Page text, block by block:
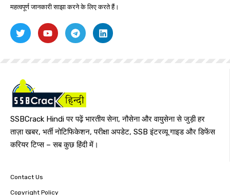
महत्वपूर्ण जानकारी साझा करने के लिए करते हैं।
SSBCrack Hindi पर पढ़ें भारतीय सेना, नौसेना और वायुसेना से जुड़ी हर
ताज़ा खबर, भर्ती नोटिफिकेशन, परीक्षा अपडेट, SSB इंटरव्यू गाइड और डिफेंस
करियर टिप्स – सब कुछ हिंदी में।
Contact Us
Copyright Policy